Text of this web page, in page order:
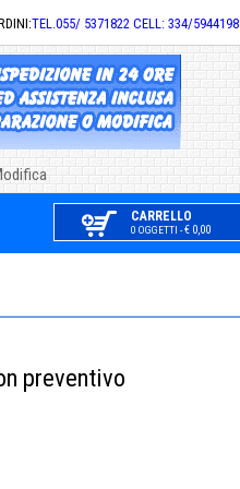
TEL.055/ 5371822 CELL: 334/5944198
CARRELLO
0 OGGETTI -€ 0,00
preventivo